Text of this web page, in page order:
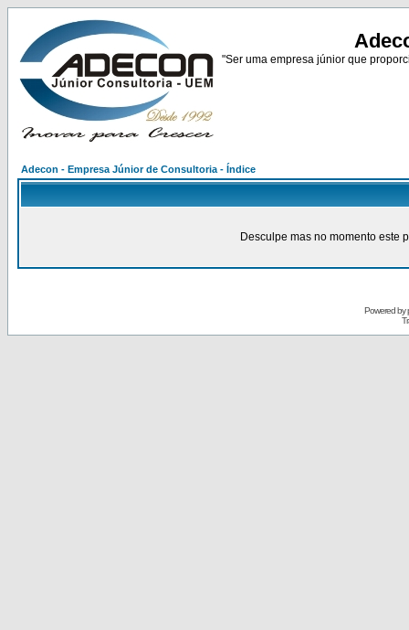
"Ser uma empresa júnior que
Adecon - Empresa Júnior de Consultoria - Índice
Desculpe mas no momento este
Powered by